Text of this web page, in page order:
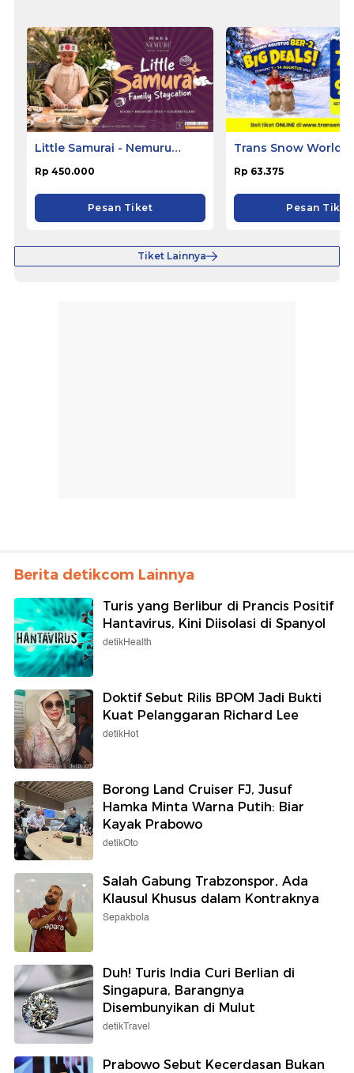
Little Samurai - Nemuru
Rp 450.000
Pesan Tiket
Trans Snow World
Rp 63.375
Pesan Tiket
Tiket Lainnya
Berita detikcom Lainnya
Turis yang Berlibur di Prancis Positif
Hantavirus, Kini Diisolasi di Spanyol
detikHealth
Doktif Sebut Rilis BPOM Jadi Bukti
Kuat Pelanggaran Richard Lee
detikHot
Borong Land Cruiser FJ, Jusuf
Hamka Minta Warna Putih: Biar
Kayak Prabowo
detikOto
Salah Gabung Trabzonspor, Ada
Klausul Khusus dalam Kontraknya
Sepakbola
Duh! Turis India Curi Berlian di
Singapura, Barangnya
Disembunyikan di Mulut
detikTravel
Prabowo Sebut Kecerdasan Bukan